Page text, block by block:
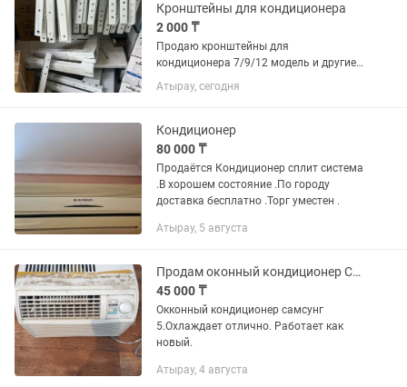
Кронштейны для кондиционера
2 000 ₸
Продаю кронштейны для
кондиционера 7/9/12 модель и другие
от 2000тг
Атырау, сегодня
Кондиционер
80 000 ₸
Продаётся Кондиционер сплит система
.В хорошем состояние .По городу
доставка бесплатно .Торг уместен .
Атырау, 5 августа
Продам оконный кондиционер Самсунг 5
45 000 ₸
Окконный кондиционер самсунг
5.Охлаждает отлично. Работает как
новый.
Атырау, 4 августа